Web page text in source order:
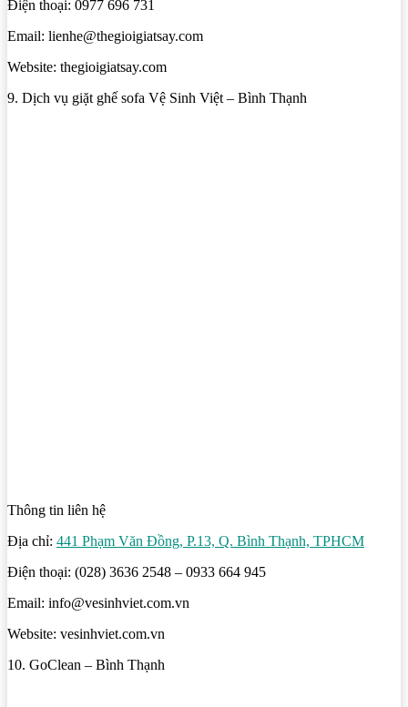
Điện thoại: 0977 696 731
Email: lienhe@thegioigiatsay.com
Website: thegioigiatsay.com
9. Dịch vụ giặt ghế sofa Vệ Sinh Việt – Bình Thạnh
Thông tin liên hệ
Địa chỉ: 441 Phạm Văn Đồng, P.13, Q. Bình Thạnh, TPHCM
Điện thoại: (028) 3636 2548 – 0933 664 945
Email: info@vesinhviet.com.vn
Website: vesinhviet.com.vn
10. GoClean – Bình Thạnh